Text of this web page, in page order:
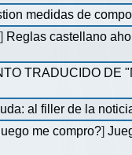
medidas de
] Reglas castellano
TRADUCIDO DE
al filler de la
me compro?]